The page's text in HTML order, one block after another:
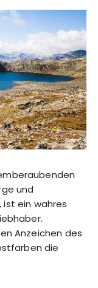
und
ein wahres
Anzeichen des
die